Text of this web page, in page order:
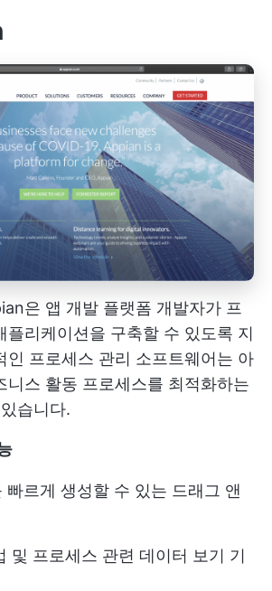
은 앱 개발 플랫폼 개발자가 프
플리케이션을 구축할 수 있도록 지
인 프로세스 관리 소프트웨어는 아
니스 활동 프로세스를 최적화하는
습니다.
빠르게 생성할 수 있는 드래그 앤
및 프로세스 관련 데이터 보기 기